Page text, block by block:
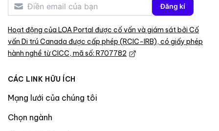
Đăng kí
Hoạt động của LOA Portal được cố vấn và giám sát bởi Cố
vấn Di trú Canada được cấp phép (RCIC-IRB), có giấy phép
hành nghề từ CICC, mã số: R707782
CÁC LINK HỮU ÍCH
Mạng lưới của chúng tôi
Chọn ngành